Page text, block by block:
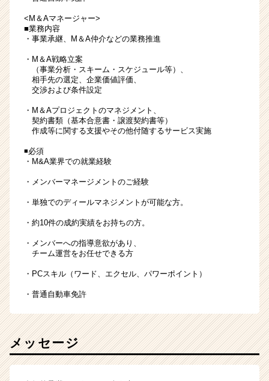
<M＆Aマネージャー>
■業務内容
・事業承継、M＆A仲介などの業務推進
・M＆A戦略立案
（事業分析・スキーム・スケジュール等）、
相手先の選定、企業価値評価、
交渉および条件設定
・M＆Aプロジェクトのマネジメント、
契約書類（基本合意書・譲渡契約書等）
作成等に関する支援やその他付随するサービス実施
◾️必須
・M&A業界での就業経験
・メンバーマネージメントのご経験
・単独でのディールマネジメントが可能な方。
・約10件の成約実績をお持ちの方。
・メンバーへの指導意欲があり、
チーム運営をお任せできる方
・PCスキル（ワード、エクセル、パワーポイント）
・普通自動車免許
メッセージ